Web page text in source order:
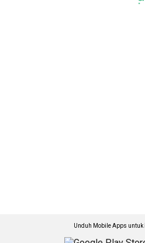
Unduh Mobile Apps untuk